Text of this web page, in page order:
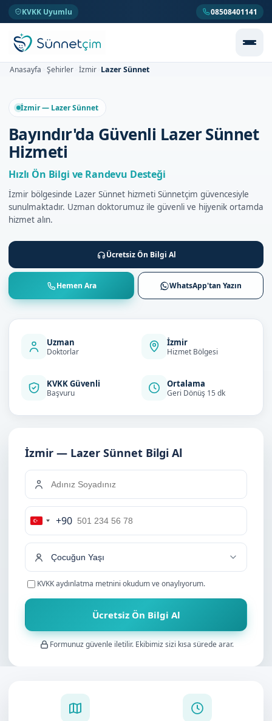
KVKK Uyumlu 08508401141
Anasayfa Şehirler İzmir Lazer Sünnet
İzmir — Lazer Sünnet
Bayındır'da Güvenli Lazer Sünnet
Hizmeti
Hızlı Ön Bilgi ve Randevu Desteği
İzmir bölgesinde Lazer Sünnet hizmeti Sünnetçim güvencesiyle
sunulmaktadır. Uzman doktorumuz ile güvenli ve hijyenik ortamda
hizmet alın.
Ücretsiz Ön Bilgi Al
Hemen Ara WhatsApp'tan Yazın
Uzman
Doktorlar
İzmir
Hizmet Bölgesi
KVKK Güvenli
Başvuru
Ortalama
Geri Dönüş 15 dk
İzmir — Lazer Sünnet Bilgi Al
Turkey
+90
+90
KVKK aydınlatma metnini okudum ve onaylıyorum.
Ücretsiz Ön Bilgi Al
Formunuz güvenle iletilir. Ekibimiz sizi kısa sürede arar.